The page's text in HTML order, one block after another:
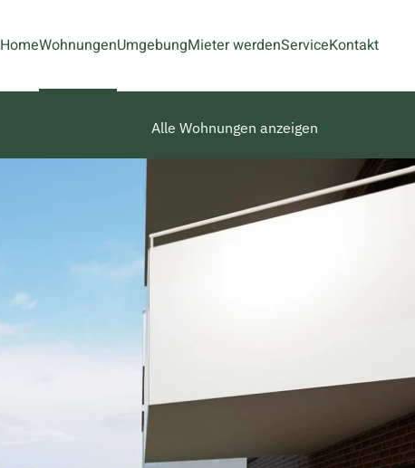
HomeWohnungenUmgebungMieter werdenServiceKontakt
Alle Wohnungen anzeigen